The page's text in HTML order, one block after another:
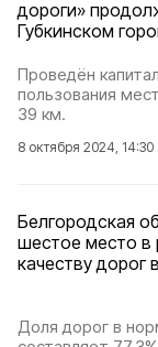
дороги»
Губкинском
Проведён
пользования
39 км.
8 октября 2024, 14:30
Белгородская
шестое место в
качеству дорог
Доля дорог в